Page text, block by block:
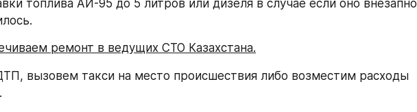
топлива АИ-95 до 5 литров или дизеля в случае если оно внезапно
ремонт в ведущих СТО Казахстана.
вызовем такси на место происшествия либо возместим расходы